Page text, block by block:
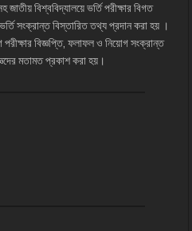
বিশ্ববিদ্যালয়ে ভর্তি পরীক্ষার বিগত
সংক্রান্ত বিস্তারিত তথ্য প্রদান করা হয় ।
পরীক্ষার বিজ্ঞপ্তি, ফলাফল ও নিয়োগ সংক্রান্ত
মতামত প্রকাশ করা হয়।